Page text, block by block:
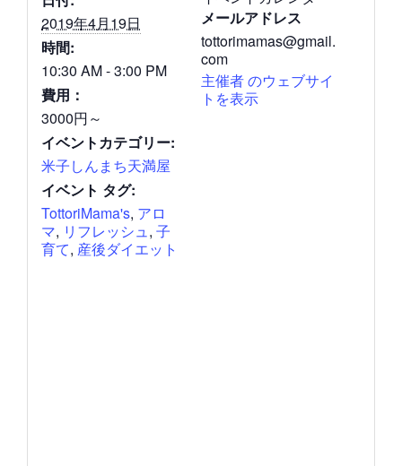
2019年4月19日
時間:
10:30 AM - 3:00 PM
費用：
3000円～
イベントカテゴリー:
米子しんまち天満屋
イベント タグ:
TottoriMama's, アロ
マ, リフレッシュ, 子
育て, 産後ダイエット
メールアドレス
tottorimamas@gmail.
com
主催者 のウェブサイ
トを表示